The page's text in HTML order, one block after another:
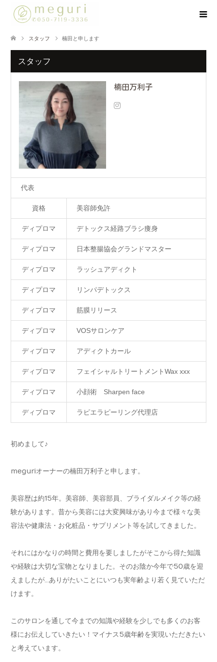
スタッフ 楠田と申します
スタッフ
楠田万利子
代表
資格 美容師免許
ディプロマ デトックス経路ブラシ痩身
ディプロマ 日本整腸協会グランドマスター
ディプロマ ラッシュアディクト
ディプロマ リンパデトックス
ディプロマ 筋膜リリース
ディプロマ VOSサロンケア
ディプロマ アディクトカール
ディプロマ フェイシャルトリートメントWax xxx
ディプロマ 小顔術 Sharpen face
ディプロマ ラピエラピーリング代理店
初めまして♪
meguriオーナーの楠田万利子と申します。
美容歴は約15年。美容師、美容部員、ブライダルメイク等の経
験があります。昔から美容には大変興味があり今まで様々な美
容法や健康法・お化粧品・サプリメント等を試してきました。
それにはかなりの時間と費用を要しましたがそこから得た知識
や経験は大切な宝物となりました。そのお陰か今年で50歳を迎
えましたが…ありがたいことにいつも実年齢より若く見ていただ
けます。
このサロンを通して今までの知識や経験を少しでも多くのお客
様にお伝えしていきたい！マイナス5歳年齢を実現いただきたい
と考えています。